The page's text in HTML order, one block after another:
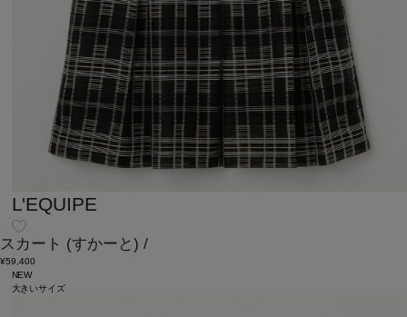
L'EQUIPE
スカート (すかーと) /
¥59,400
NEW
大きいサイズ